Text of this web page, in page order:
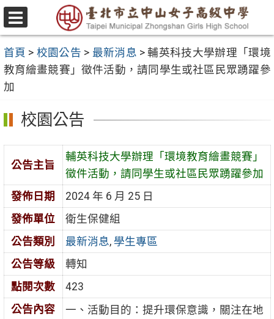
跳
至
要
內
容
區
選
單
首頁 > 校園公告 > 最新消息 >輔英科技大學辦理「環境
教育繪畫競賽」徵件活動，請同學生或社區民眾踴躍參
加
校園公告
公告主旨
輔英科技大學辦理「環境教育繪畫競賽」
徵件活動，請同學生或社區民眾踴躍參加
發佈日期
2024 年 6 月 25 日
發佈單位
衛生保健組
公告類別
最新消息, 學生專區
公告等級
轉知
點閱次數
423
公告內容
一、活動目的：提升環保意識，關注在地